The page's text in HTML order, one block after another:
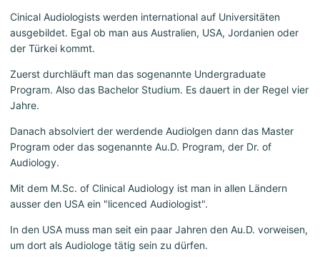
Cinical Audiologists werden international auf Universitäten
ausgebildet. Egal ob man aus Australien, USA, Jordanien oder
der Türkei kommt.
Zuerst durchläuft man das sogenannte Undergraduate
Program. Also das Bachelor Studium. Es dauert in der Regel vier
Jahre.
Danach absolviert der werdende Audiolgen dann das Master
Program oder das sogenannte Au.D. Program, der Dr. of
Audiology.
Mit dem M.Sc. of Clinical Audiology ist man in allen Ländern
ausser den USA ein "licenced Audiologist".
In den USA muss man seit ein paar Jahren den Au.D. vorweisen,
um dort als Audiologe tätig sein zu dürfen.